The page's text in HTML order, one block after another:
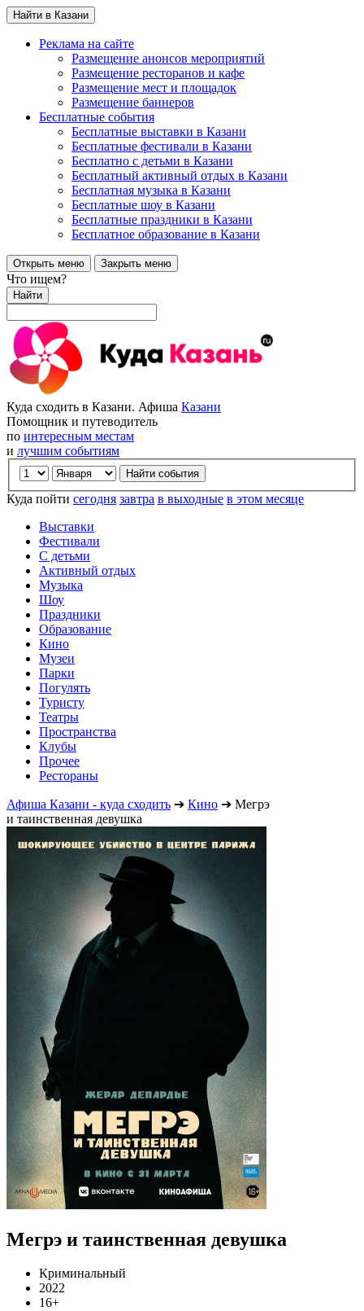
Найти в Казани
Реклама на сайте
Размещение анонсов мероприятий
Размещение ресторанов и кафе
Размещение мест и площадок
Размещение баннеров
Бесплатные события
Бесплатные выставки в Казани
Бесплатные фестивали в Казани
Бесплатно с детьми в Казани
Бесплатный активный отдых в Казани
Бесплатная музыка в Казани
Бесплатные шоу в Казани
Бесплатные праздники в Казани
Бесплатное образование в Казани
Открыть меню Закрыть меню
Что ищем?
Найти
Куда сходить в Казани. Афиша Казани
Помощник и путеводитель
по интересным местам
и лучшим событиям
Куда пойти сегодня завтра в выходные в этом месяце
Выставки
Фестивали
С детьми
Активный отдых
Музыка
Шоу
Праздники
Образование
Кино
Музеи
Парки
Погулять
Туристу
Театры
Пространства
Клубы
Прочее
Рестораны
Афиша Казани - куда сходить ➔ Кино ➔ Мегрэ
и таинственная девушка
Мегрэ и таинственная девушка
Криминальный
2022
16+